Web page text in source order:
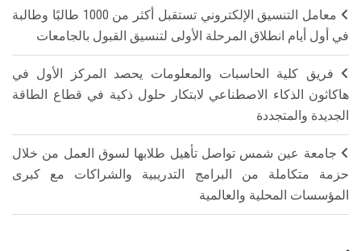
معامل التنسيق الإلكتروني تستقبل أكثر من 1000 طالبًا وطالبة
في أول أيام انطلاق المرحلة الأولى لتنسيق القبول بالجامعات
فريق كلية الحاسبات والمعلومات يحصد المركز الأول في
هاكاثون الذكاء الاصطناعي لابتكار حلول ذكية في قطاع الطاقة
الجديدة والمتجددة
جامعة عين شمس تواصل تأهيل طلابها لسوق العمل من خلال
حزمة متكاملة من البرامج التدريبية والشراكات مع كبرى
المؤسسات المحلية والعالمية